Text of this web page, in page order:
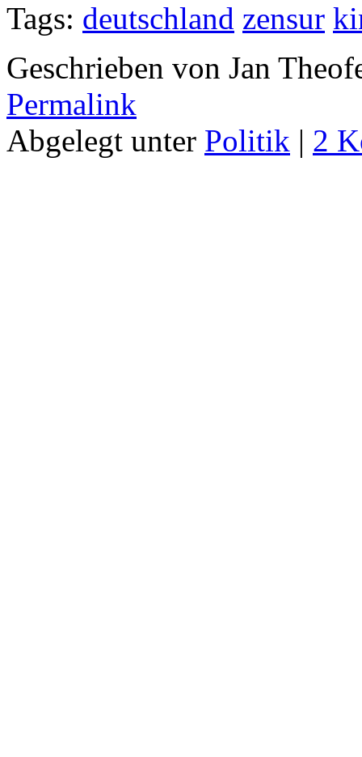
Tags: deutschland zensur
Geschrieben von Jan
Permalink
Abgelegt unter Politik | 2